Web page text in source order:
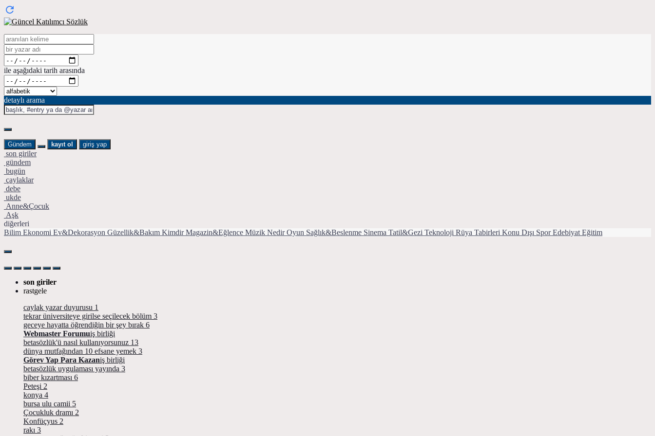
ile aşağıdaki tarih arasında
detaylı arama
Gündem kayıt ol giriş yap
son giriler
gündem
bugün
çaylaklar
debe
ukde
Anne&Çocuk
Aşk
diğerleri
Bilim Ekonomi Ev&Dekorasyon Güzellik&Bakım Kimdir Magazin&Eğlence Müzik Nedir Oyun Sağlık&Beslenme Sinema Tatil&Gezi Teknoloji Rüya Tabirleri Konu Dışı Spor Edebiyat Eğitim
son giriler
rastgele
caylak yazar duyurusu 1
tekrar üniversiteye girilse seçilecek bölüm 3
geceye hayatta öğrendiğin bir şey bırak 6
Webmaster Forumuiş birliği
betasözlük'ü nasıl kullanıyorsunuz 13
dünya mutfağından 10 efsane yemek 3
Görev Yap Para Kazaniş birliği
betasözlük uygulaması yayında 3
biber kızartması 6
Peteşi 2
konya 4
bursa ulu camii 5
Çocukluk dramı 2
Konfüçyus 2
rakı 3